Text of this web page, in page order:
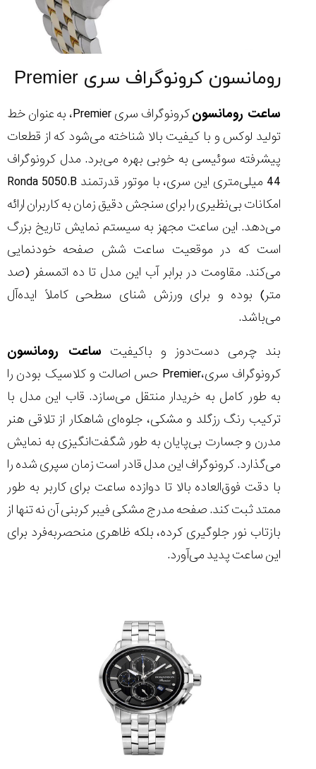
رومانسون کرونوگراف سری Premier
ساعت رومانسون
کرونوگراف سری Premier، به عنوان خط
تولید لوکس و با کیفیت بالا شناخته می‌شود که از قطعات
پیشرفته سوئیسی به‌ خوبی بهره می‌برد. مدل کرونوگراف
44 میلی‌متری این سری، با موتور قدرتمند Ronda 5050.B
امکانات بی‌نظیری را برای سنجش دقیق زمان به کاربران ارائه
می‌دهد. این ساعت مجهز به سیستم نمایش تاریخ بزرگ
است که در موقعیت ساعت شش صفحه خودنمایی
می‌کند. مقاومت در برابر آب این مدل تا ده اتمسفر (صد
متر) بوده و برای ورزش شنای سطحی کاملاً ایده‌آل
می‌باشد.
بند چرمی دست‌دوز و باکیفیت ساعت رومانسون
کرونوگراف سری،Premier حس اصالت و کلاسیک بودن را
به طور کامل به خریدار منتقل می‌سازد. قاب این مدل با
ترکیب رنگ رزگلد و مشکی، جلوه‌ای شاهکار از تلاقی هنر
مدرن و جسارت بی‌پایان به طور شگفت‌انگیزی به نمایش
می‌گذارد. کرونوگراف این مدل قادر است زمان سپری شده را
با دقت فوق‌العاده بالا تا دوازده ساعت برای کاربر به طور
ممتد ثبت کند. صفحه مدرج مشکی فیبر کربنی آن نه ‌تنها از
بازتاب نور جلوگیری کرده، بلکه ظاهری منحصربه‌فرد برای
این ساعت پدید می‌آورد.